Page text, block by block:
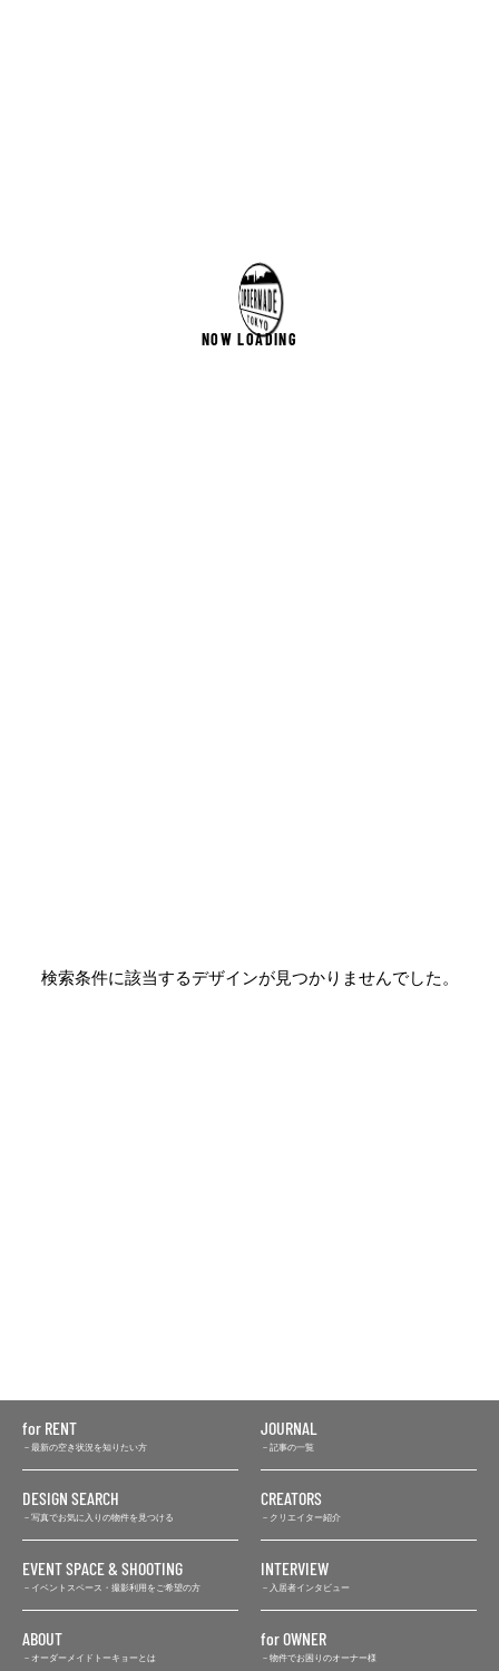
NOW LOADING
検索条件に該当するデザインが見つかりませんでした。
for RENT
最新の空き状況を知りたい方
JOURNAL
記事の一覧
DESIGN SEARCH
写真でお気に入りの物件を見つける
CREATORS
クリエイター紹介
EVENT SPACE & SHOOTING
イベントスペース・撮影利用をご希望の方
INTERVIEW
入居者インタビュー
ABOUT
オーダーメイドトーキョーとは
for OWNER
物件でお困りのオーナー様